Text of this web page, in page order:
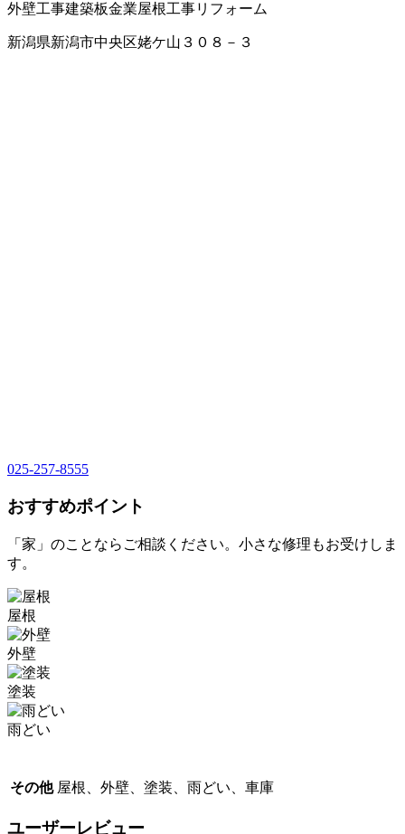
外壁工事建築板金業屋根工事リフォーム
新潟県新潟市中央区姥ケ山３０８－３
025-257-8555
おすすめポイント
「家」のことならご相談ください。小さな修理もお受けしま
す。
屋根
外壁
塗装
雨どい
その他 屋根、外壁、塗装、雨どい、車庫
ユーザーレビュー